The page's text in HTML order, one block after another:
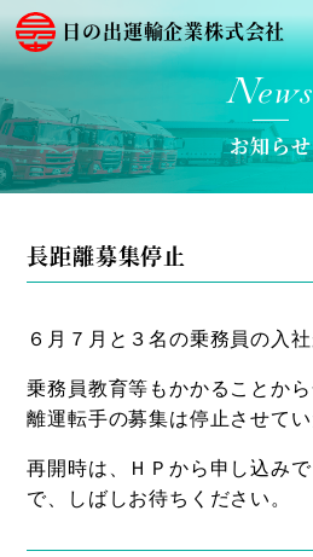
日の出運輸企業株式会社
News
お知らせ
長距離募集停止
６月７月と３名の乗務員の入
乗務員教育等もかかることか
離運転手の募集は停止させてい
再開時は、ＨＰから申し込み
で、しばしお待ちください。